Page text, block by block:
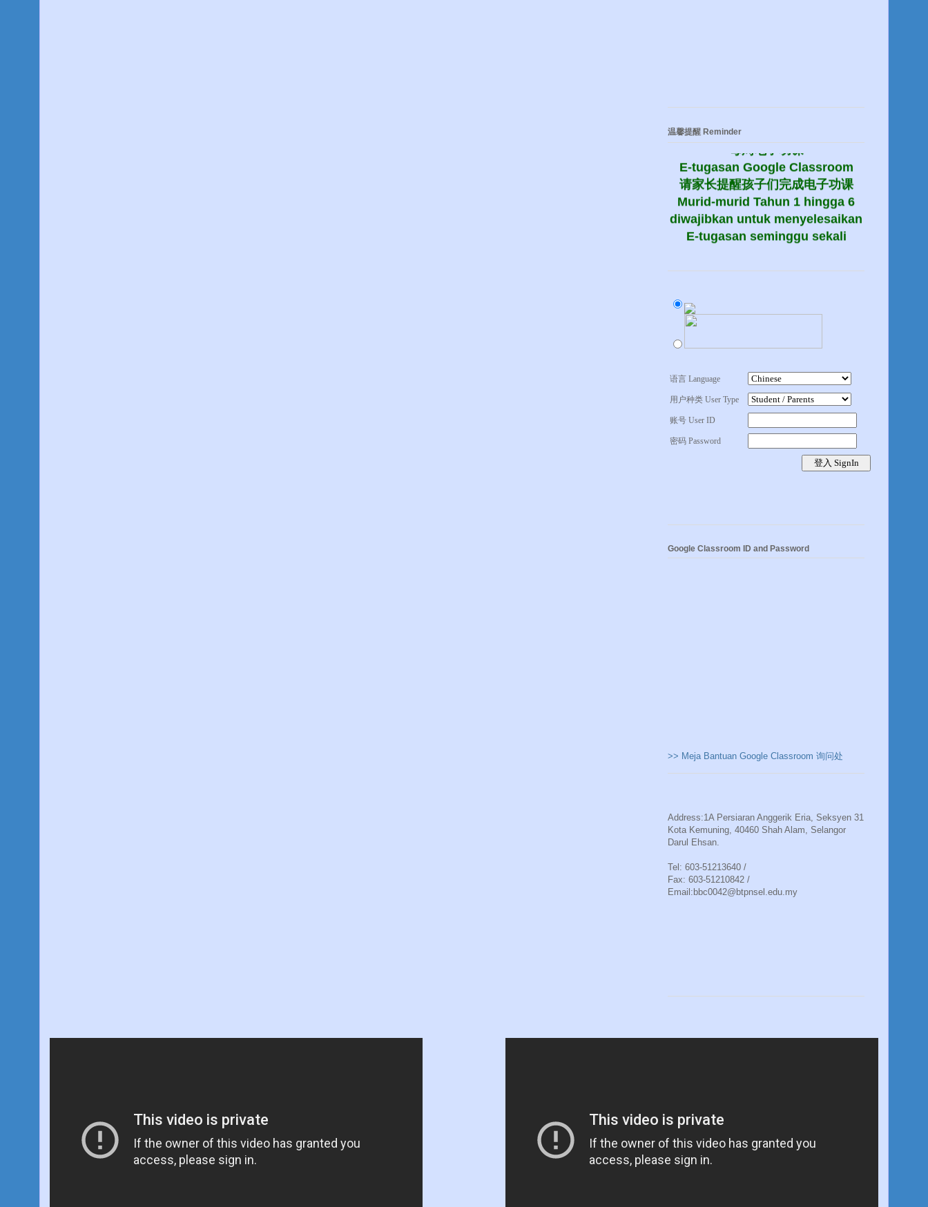
温馨提醒 Reminder每周电子功课
E-tugasan Google Classroom
请家长提醒孩子们完成电子功课
Murid-murid Tahun 1 hingga 6
diwajibkan untuk menyelesaikan
E-tugasan seminggu sekali
语言 Language
用户种类 User Type
账号 User ID
密码 Password
Google Classroom ID and Password
>> Meja Bantuan Google Classroom 询问处
Address:1A Persiaran Anggerik Eria, Seksyen 31
Kota Kemuning, 40460 Shah Alam, Selangor
Darul Ehsan.
Tel: 603-51213640 /
Fax: 603-51210842 /
Email:bbc0042@btpnsel.edu.my